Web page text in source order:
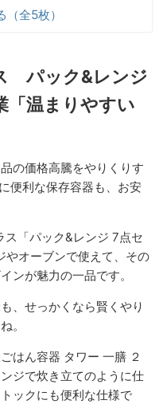
全5枚）
パック&レンジ
「温まりやすい
の価格高騰をやりくりす
便利な保存容器も、お安
「パック&レンジ 7点セ
オーブンで使えて、その
ンが魅力の一品です。
、せっかくなら賢くやり
。
はん容器 タワー 一膳 ２
ジで炊き立てのように仕
ックにも便利な仕様で